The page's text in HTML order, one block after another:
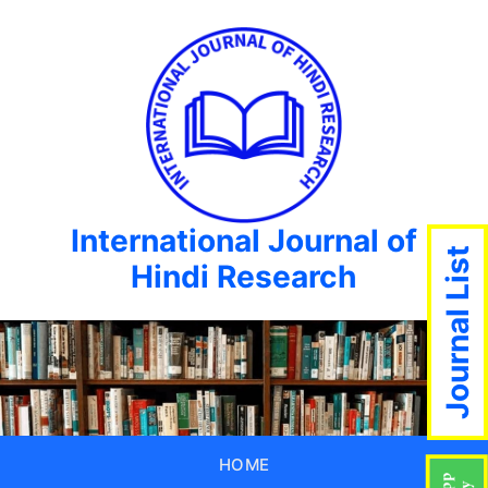
International Journal of
Hindi Research
HOME
Journal List